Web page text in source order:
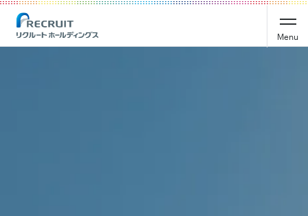
Recruit Holdings
Menu